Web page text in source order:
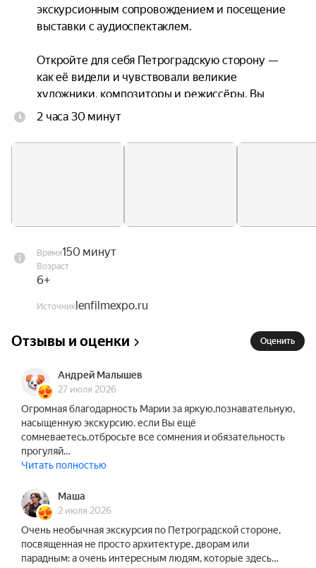
экскурсионным сопровождением и посещение
выставки с аудиоспектаклем.
Откройте для себя Петроградскую сторону —
как её видели и чувствовали великие
художники, композиторы и режиссёры. Вы
сможете по‑настоящему погрузиться в историю,
познакомиться с героями прошлого.
павильон киностудии «Ленфильм»). Экскурсия
начнётся с прогулки: экскурсовод проведёт вас
по улицам и дворам Петроградской, расскажет
драматические и трогательные истории о домах
Шварце, Макаровой, Герасимове и других.
После прогулки вы вернётесь в 5‑й павильон, где
выставки «Авторский стиль» с аудиоспектаклем,
озвученным Билли Новиком и Кариной
Разумовской. На выставке вы увидите фигуры
героев, ожившие в ярких образных декорациях
(Шостакович, Шварц, Гумилёв, Ахматова,
Билибин, Бианки, Рерих, Ваганова и другие). Это
музыка и визуальные образы, которые делают
историю ближе и эмоциональнее.
Для кого подойдёт.
2 часа 30 минут
Время150 минут
Возраст
6+
Источникlenfilmexpo.ru
Отзывы и оценки Оценить
Андрей Малышев
27 июля 2026
Огромная благодарность Марии за яркую,познавательную,
насыщенную экскурсию. если Вы ещё
сомневаетесь,отбросьте все сомнения и обязательность
прогуляй…
Читать полностью
Маша
2 июля 2026
Очень необычная экскурсия по Петроградской стороне,
посвященная не просто архитектуре, дворам или
парадным: а очень интересным людям, которые здесь…